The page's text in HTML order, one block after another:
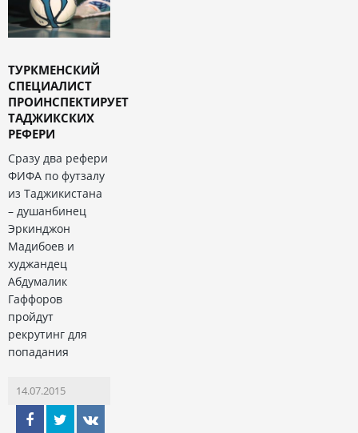
ТУРКМЕНСКИЙ
СПЕЦИАЛИСТ
ПРОИНСПЕКТИРУЕТ
ТАДЖИКСКИХ
РЕФЕРИ
Сразу два рефери
ФИФА по футзалу
из Таджикистана
– душанбинец
Эркинджон
Мадибоев и
худжандец
Абдумалик
Гаффоров
пройдут
рекрутинг для
попадания
14.07.2015